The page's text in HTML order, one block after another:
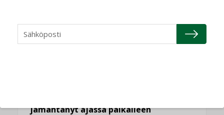
ilmanvaihtoa
KOLUMNI
jämähtänyt ajassa paikalleen